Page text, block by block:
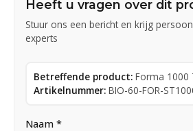
Heeft u vragen over dit
Stuur ons een bericht en krijg
experts
Betreffende product: Forma 1000
Artikelnummer: BIO-60-FOR-
Naam *